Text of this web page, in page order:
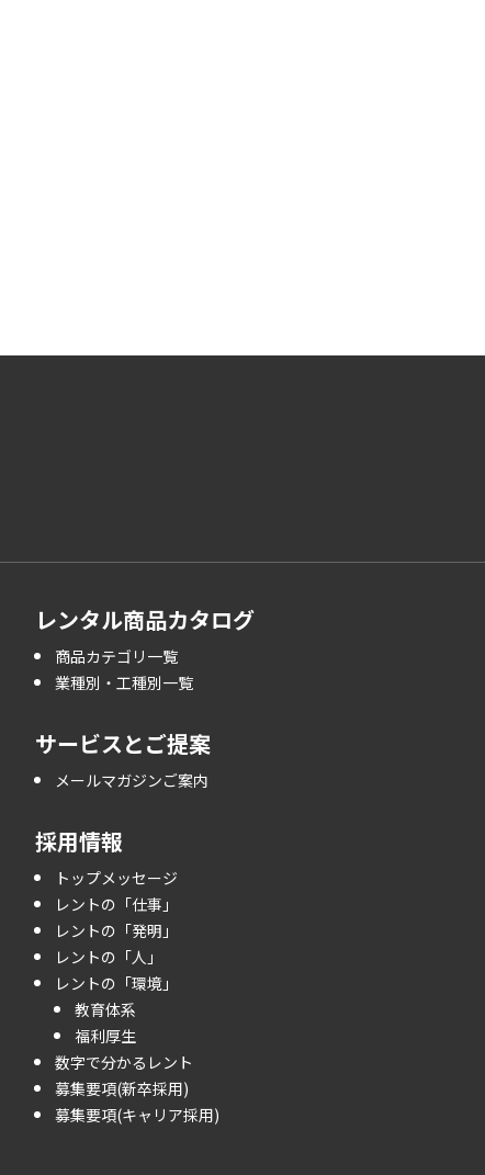
レンタル商品カタログ
商品カテゴリ一覧
業種別・工種別一覧
サービスとご提案
メールマガジンご案内
採用情報
トップメッセージ
レントの「仕事」
レントの「発明」
レントの「人」
レントの「環境」
教育体系
福利厚生
数字で分かるレント
募集要項(新卒採用)
募集要項(キャリア採用)